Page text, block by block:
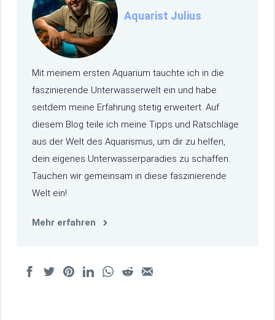
Aquarist Julius
Mit meinem ersten Aquarium tauchte ich in die
faszinierende Unterwasserwelt ein und habe
seitdem meine Erfahrung stetig erweitert. Auf
diesem Blog teile ich meine Tipps und Ratschläge
aus der Welt des Aquarismus, um dir zu helfen,
dein eigenes Unterwasserparadies zu schaffen.
Tauchen wir gemeinsam in diese faszinierende
Welt ein!
Mehr erfahren